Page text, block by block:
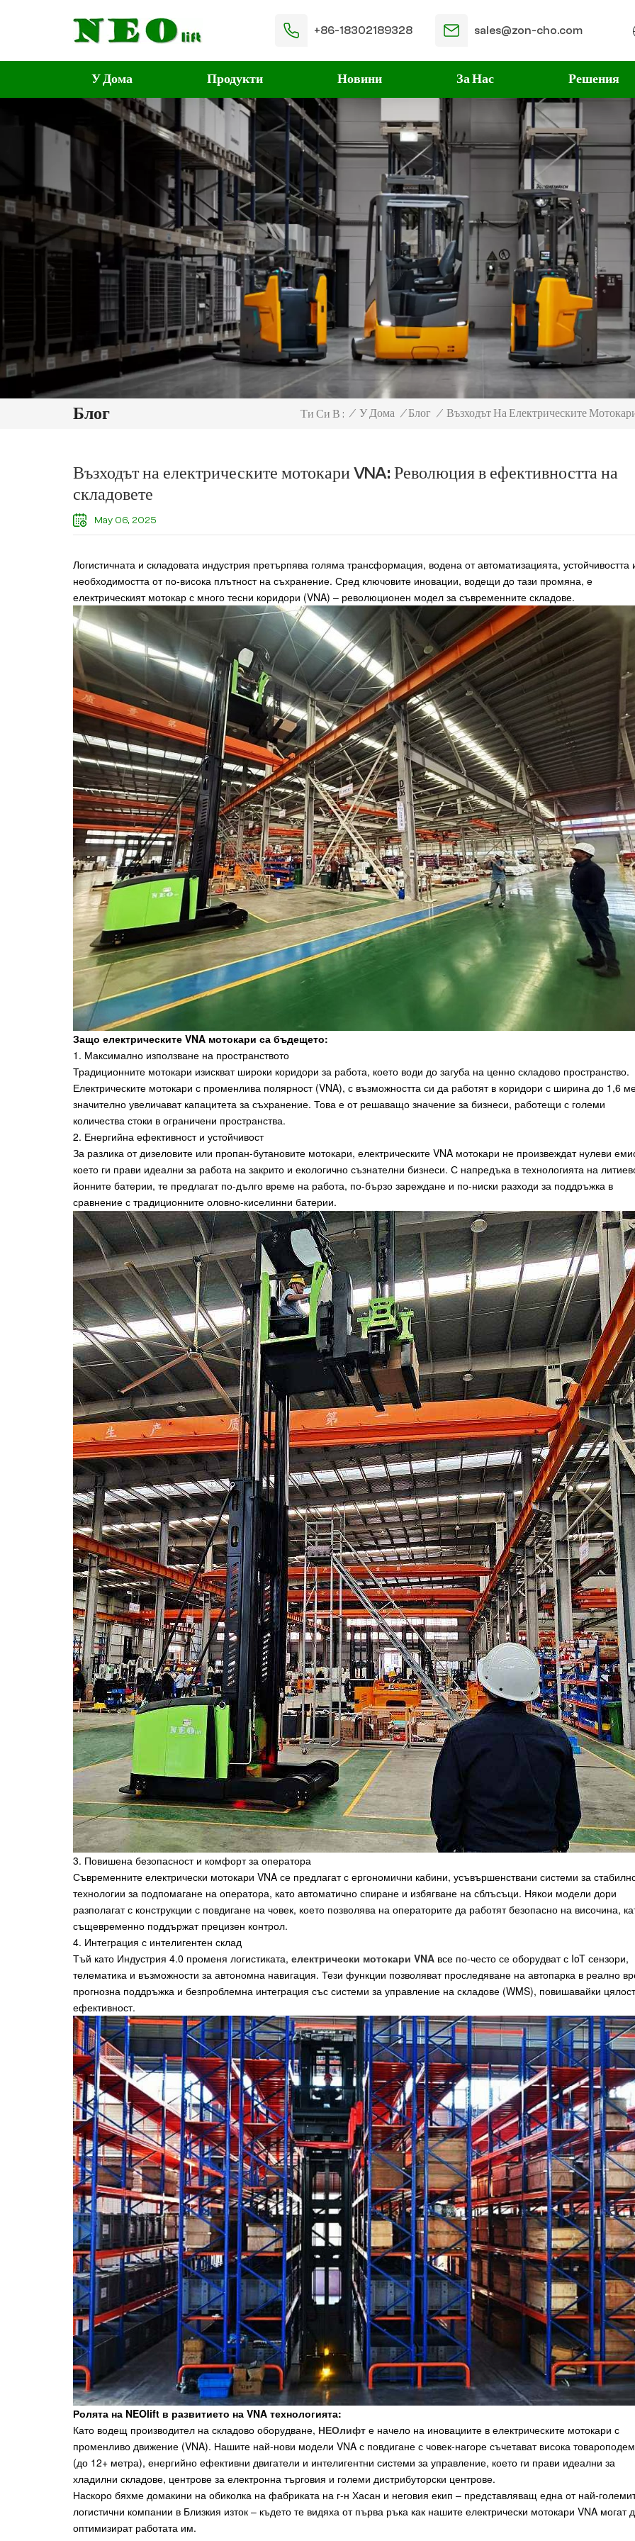
+86-18302189328 sales@zon-cho.com
У Дома Продукти Новини За Нас Решения
Блог Ти Си В : / У Дома / Блог / Възходът На Електрическите
Възходът на електрическите мотокари VNA: Революция в ефективността на
складовете
May 06, 2025
Логистичната и складовата индустрия претърпява голяма трансформация, водена от автоматизацията, устойчивостта
необходимостта от по-висока плътност на съхранение. Сред ключовите иновации, водещи до тази промяна, е
електрическият мотокар с много тесни коридори (VNA) – революционен модел за съвременните складове.
Защо електрическите VNA мотокари са бъдещето:
1. Максимално използване на пространството
Традиционните мотокари изискват широки коридори за работа, което води до загуба на ценно складово пространство.
Електрическите мотокари с променлива полярност (VNA), с възможността си да работят в коридори с ширина до 1,6
значително увеличават капацитета за съхранение. Това е от решаващо значение за бизнеси, работещи с големи
количества стоки в ограничени пространства.
2. Енергийна ефективност и устойчивост
За разлика от дизеловите или пропан-бутановите мотокари, електрическите VNA мотокари не произвеждат нулеви
което ги прави идеални за работа на закрито и екологично съзнателни бизнеси. С напредъка в технологията на
йонните батерии, те предлагат по-дълго време на работа, по-бързо зареждане и по-ниски разходи за поддръжка в
сравнение с традиционните оловно-киселинни батерии.
3. Повишена безопасност и комфорт за оператора
Съвременните електрически мотокари VNA се предлагат с ергономични кабини, усъвършенствани системи за
технологии за подпомагане на оператора, като автоматично спиране и избягване на сблъсъци. Някои модели дори
разполагат с конструкции с повдигане на човек, което позволява на операторите да работят безопасно на височина,
същевременно поддържат прецизен контрол.
4. Интеграция с интелигентен склад
Тъй като Индустрия 4.0 променя логистиката,електрически мотокари VNA все по-често се оборудват с IoT сензори,
телематика и възможности за автономна навигация. Тези функции позволяват проследяване на автопарка в реално
прогнозна поддръжка и безпроблемна интеграция със системи за управление на складове (WMS), повишавайки
ефективност.
Ролята на NEOlift в развитието на VNA технологията:
Като водещ производител на складово оборудване, НЕОлифт е начело на иновациите в електрическите мотокари с
променливо движение (VNA). Нашите най-нови модели VNA с повдигане с човек-нагоре съчетават висока
(до 12+ метра), енергийно ефективни двигатели и интелигентни системи за управление, което ги прави идеални за
хладилни складове, центрове за електронна търговия и големи дистрибуторски центрове.
Наскоро бяхме домакини на обиколка на фабриката на г-н Хасан и неговия екип – представляващ една от най-
логистични компании в Близкия изток – където те видяха от първа ръка как нашите електрически мотокари VNA могат
оптимизират работата им.